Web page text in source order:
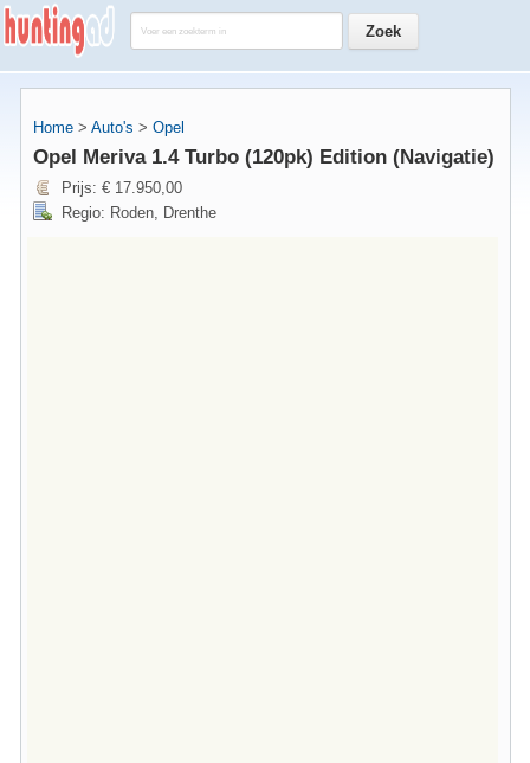
Home > Auto's > Opel
Opel Meriva 1.4 Turbo (120pk) Edition (Navigatie)
Prijs: € 17.950,00
Regio: Roden, Drenthe